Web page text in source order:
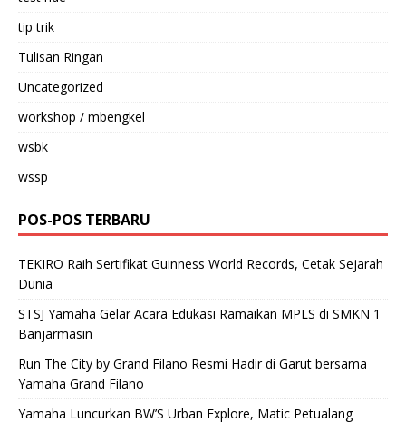
tip trik
Tulisan Ringan
Uncategorized
workshop / mbengkel
wsbk
wssp
POS-POS TERBARU
TEKIRO Raih Sertifikat Guinness World Records, Cetak Sejarah
Dunia
STSJ Yamaha Gelar Acara Edukasi Ramaikan MPLS di SMKN 1
Banjarmasin
Run The City by Grand Filano Resmi Hadir di Garut bersama
Yamaha Grand Filano
Yamaha Luncurkan BW’S Urban Explore, Matic Petualang